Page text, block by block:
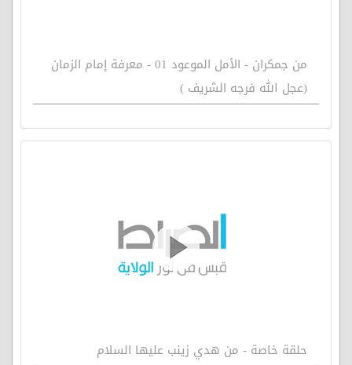
من جمكران - الأمل الموعود 01 - معرفة إمام الزمان
(عجل الله فرجه الشريف )
حلقة خاصة - من هدي زينب عليها السلام